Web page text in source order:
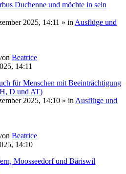
Duchenne und möchte in sein
2025, 14:11 » in Ausflüge und
Beatrice
14:11
für Menschen mit Beeinträchtigung
D und AT)
2025, 14:10 » in Ausflüge und
Beatrice
14:10
Moosseedorf und Bäriswil